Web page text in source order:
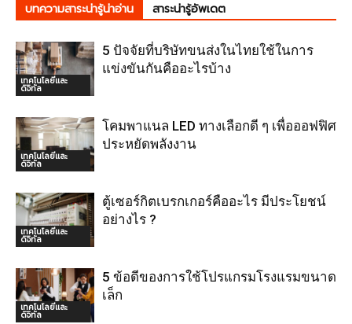
บทความสาระน่ารู้น่าอ่าน สาระน่ารู้อัพเดต
เทคโนโลยีและ
ดิจิทัล
5 ปัจจัยที่บริษัทขนส่งในไทยใช้ในการ
แข่งขันกันคืออะไรบ้าง
เทคโนโลยีและ
ดิจิทัล
โคมพาแนล LED ทางเลือกดี ๆ เพื่อออฟฟิศ
ประหยัดพลังงาน
เทคโนโลยีและ
ดิจิทัล
ตู้เซอร์กิตเบรกเกอร์คืออะไร มีประโยชน์
อย่างไร ?
เทคโนโลยีและ
ดิจิทัล
5 ข้อดีของการใช้โปรแกรมโรงแรมขนาด
เล็ก